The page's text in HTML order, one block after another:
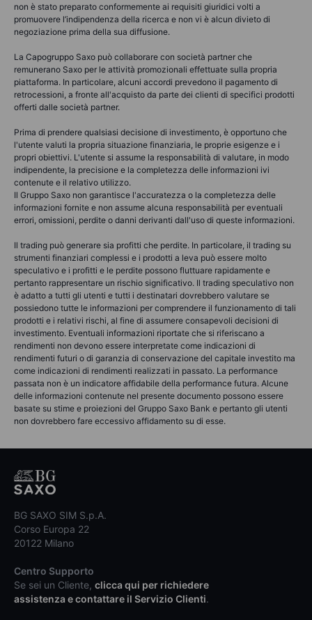
non è stato preparato conformemente ai requisiti giuridici volti a
promuovere l’indipendenza della ricerca e non vi è alcun divieto di
negoziazione prima della sua diffusione.
La Capogruppo Saxo può collaborare con società partner che
remunerano Saxo per le attività promozionali effettuate sulla propria
piattaforma. In particolare, alcuni accordi prevedono il pagamento di
retrocessioni, a fronte all'acquisto da parte dei clienti di specifici prodotti
offerti dalle società partner.
Prima di prendere qualsiasi decisione di investimento, è opportuno che
l'utente valuti la propria situazione finanziaria, le proprie esigenze e i
propri obiettivi. L'utente si assume la responsabilità di valutare, in modo
indipendente, la precisione e la completezza delle informazioni ivi
contenute e il relativo utilizzo.
Il Gruppo Saxo non garantisce l'accuratezza o la completezza delle
informazioni fornite e non assume alcuna responsabilità per eventuali
errori, omissioni, perdite o danni derivanti dall'uso di queste informazioni.
Il trading può generare sia profitti che perdite. In particolare, il trading su
strumenti finanziari complessi e i prodotti a leva può essere molto
speculativo e i profitti e le perdite possono fluttuare rapidamente e
pertanto rappresentare un rischio significativo. Il trading speculativo non
è adatto a tutti gli utenti e tutti i destinatari dovrebbero valutare se
possiedono tutte le informazioni per comprendere il funzionamento di tali
prodotti e i relativi rischi, al fine di assumere consapevoli decisioni di
investimento. Eventuali informazioni riportate che si riferiscano a
rendimenti non devono essere interpretate come indicazioni di
rendimenti futuri o di garanzia di conservazione del capitale investito ma
come indicazioni di rendimenti realizzati in passato. La performance
passata non è un indicatore affidabile della performance futura. Alcune
delle informazioni contenute nel presente documento possono essere
basate su stime e proiezioni del Gruppo Saxo Bank e pertanto gli utenti
non dovrebbero fare eccessivo affidamento su di esse.
BG SAXO SIM S.p.A.
Corso Europa 22
20122 Milano
Centro Supporto
Se sei un Cliente, clicca qui per richiedere
assistenza e contattare il Servizio Clienti.